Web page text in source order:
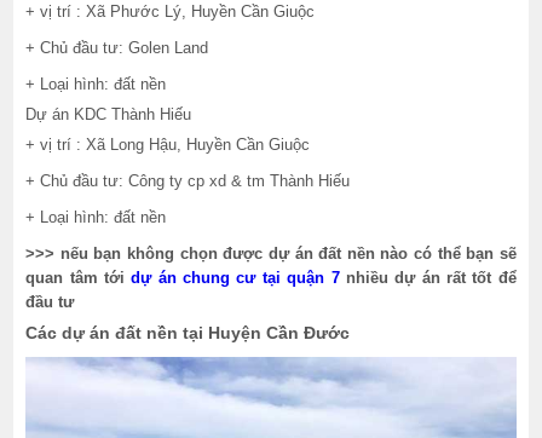
+ vị trí : Xã Phước Lý, Huyền Cần Giuộc
+ Chủ đầu tư: Golen Land
+ Loại hình: đất nền
Dự án KDC Thành Hiếu
+ vị trí : Xã Long Hậu, Huyền Cần Giuộc
+ Chủ đầu tư: Công ty cp xd & tm Thành Hiếu
+ Loại hình: đất nền
>>> nếu bạn không chọn được dự án đất nền nào có thể bạn sẽ
quan tâm tớidự án chung cư tại quận 7nhiều dự án rất tốt để
đầu tư
Các dự án đất nền tại Huyện Cần Đước